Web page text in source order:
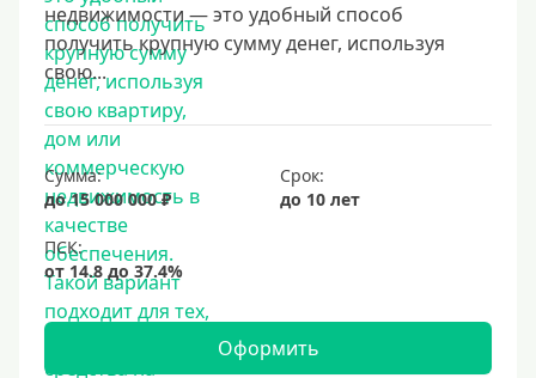
недвижимости — это удобный способ
получить крупную сумму денег, используя
свою...
Сумма:
до 15 000 000 ₽
Срок:
до 10 лет
Оформить